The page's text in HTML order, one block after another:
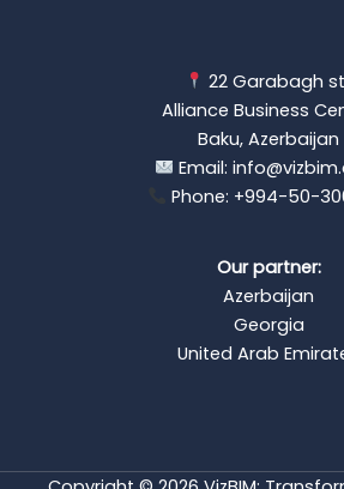
22 Garabagh
Alliance Business
Baku, Azerbaijan
Email:
Phone: +994-50-
Our partner:
Azerbaijan
Georgia
United Arab